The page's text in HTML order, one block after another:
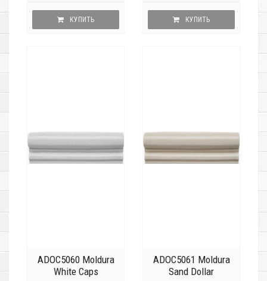
КУПИТЬ КУПИТЬ
ADOC5060 Moldura
White Caps
ADOC5061 Moldura
Sand Dollar